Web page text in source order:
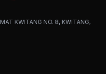
KWITANG NO. 8, KWITANG,